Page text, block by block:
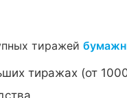
тиражей
тиражах (от